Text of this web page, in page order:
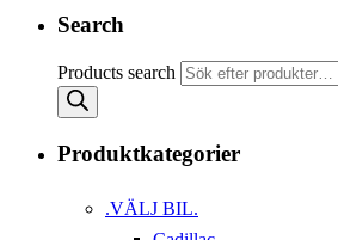
Search
Products search
Produktkategorier
.VÄLJ BIL.